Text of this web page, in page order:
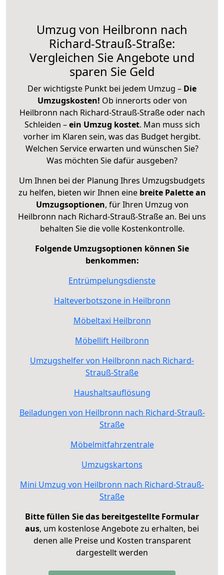
Umzug von Heilbronn nach
Richard-Strauß-Straße:
Vergleichen Sie Angebote und
sparen Sie Geld
Der wichtigste Punkt bei jedem Umzug – Die
Umzugskosten! Ob innerorts oder von
Heilbronn nach Richard-Strauß-Straße oder nach
Schleiden –ein Umzug kostet. Man muss sich
vorher im Klaren sein, was das Budget hergibt.
Welchen Service erwarten und wünschen Sie?
Was möchten Sie dafür ausgeben?
Um Ihnen bei der Planung Ihres Umzugsbudgets
zu helfen, bieten wir Ihnen eine breite Palette an
Umzugsoptionen, für Ihren Umzug von
Heilbronn nach Richard-Strauß-Straße an. Bei uns
behalten Sie die volle Kostenkontrolle.
Folgende Umzugsoptionen können Sie
benkommen:
Entrümpelungsdienste
Halteverbotszone in Heilbronn
Möbeltaxi Heilbronn
Möbellift Heilbronn
Umzugshelfer von Heilbronn nach Richard-
Strauß-Straße
Haushaltsauflösung
Beiladungen von Heilbronn nach Richard-Strauß-
Straße
Möbelmitfahrzentrale
Umzugskartons
Mini Umzug von Heilbronn nach Richard-Strauß-
Straße
Bitte füllen Sie das bereitgestellte Formular
aus, um kostenlose Angebote zu erhalten, bei
denen alle Preise und Kosten transparent
dargestellt werden